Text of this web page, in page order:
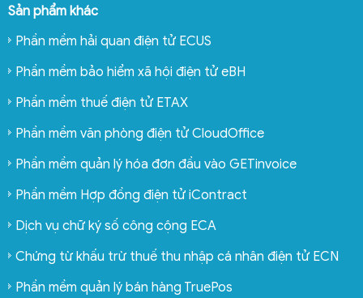
Sản phẩm khác
Phần mềm hải quan điện tử ECUS
Phần mềm bảo hiểm xã hội điện tử eBH
Phần mềm thuế điện tử ETAX
Phần mềm văn phòng điện tử CloudOffice
Phần mềm quản lý hóa đơn đầu vào GETinvoice
Phần mềm Hợp đồng điện tử iContract
Dịch vụ chữ ký số công cộng ECA
Chứng từ khấu trừ thuế thu nhập cá nhân điện tử ECN
Phần mềm quản lý bán hàng TruePos